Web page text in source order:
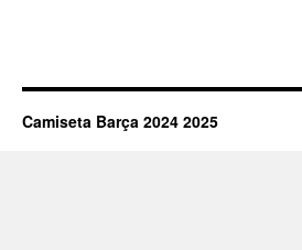
Camiseta Barça 2024 2025